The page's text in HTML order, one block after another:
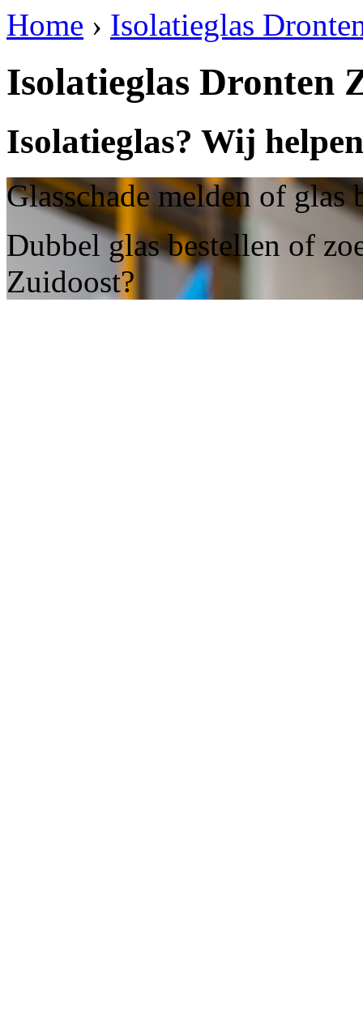
Home › Isolatieglas
Isolatieglas Dronten
Isolatieglas? Wij
Glasschade melden of
Dubbel glas bestellen of
Zuidoost?